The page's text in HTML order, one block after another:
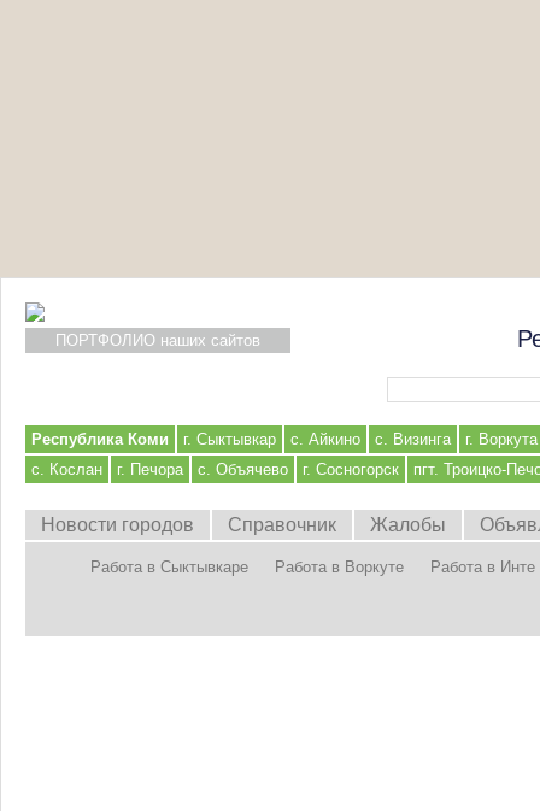
ПОРТФОЛИО наших сайтов
Республика Коми г. Сыктывкар с. Айкино с. Визинга
г. Воркута
с. Кослан
г. Печора с. Объячево г. Сосногорск пгт. Троицко-
Новости городов Справочник Жалобы
Работа в Сыктывкаре Работа в Воркуте Работа в Инте